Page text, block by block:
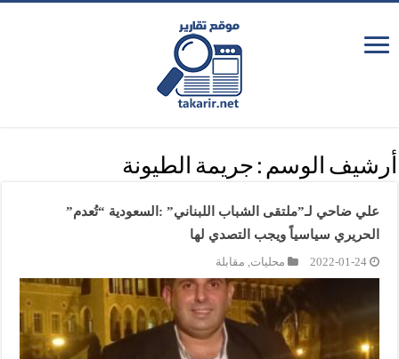
أرشيف الوسم : جريمة الطيونة
علي ضاحي لـ”ملتقى الشباب اللبناني” :السعودية “تُعدم”
الحريري سياسياً ويجب التصدي لها
2022-01-24 محليات, مقابلة